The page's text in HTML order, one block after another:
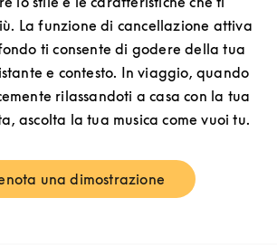
La funzione di cancellazione attiva
ti consente di godere della tua
e contesto. In viaggio, quando
rilassandoti a casa con la tua
ascolta la tua musica come vuoi tu.
una dimostrazione
Link Opens in New Tab